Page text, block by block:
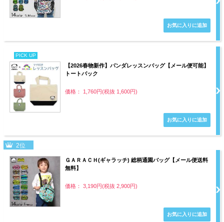
PICK UP
【2026春物新作】パンダレッスンバッグ【メール便可能】
トートバック
価格： 1,760円(税抜 1,600円)
2位
ＧＡＲＡＣＨ(ギャラッチ) 総柄通園バッグ【メール便送料
無料】
価格： 3,190円(税抜 2,900円)